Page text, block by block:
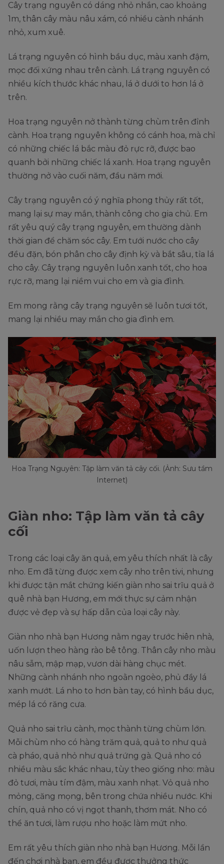
Cây trạng nguyên có dáng nhỏ nhắn, cao khoảng
1m, thân cây màu nâu xám, có nhiều cành nhánh
nhỏ, xum xuê.
Lá trạng nguyên có hình bầu dục, màu xanh đậm,
mọc đối xứng nhau trên cành. Lá trạng nguyên có
nhiều kích thước khác nhau, lá ở dưới to hơn lá ở
trên.
Hoa trạng nguyên nở thành từng chùm trên đỉnh
cành. Hoa trạng nguyên không có cánh hoa, mà chỉ
có những chiếc lá bắc màu đỏ rực rỡ, được bao
quanh bởi những chiếc lá xanh. Hoa trạng nguyên
thường nở vào cuối năm, đầu năm mới.
Cây trạng nguyên có ý nghĩa phong thủy rất tốt,
mang lại sự may mắn, thành công cho gia chủ. Em
rất yêu quý cây trạng nguyên, em thường dành
thời gian để chăm sóc cây. Em tưới nước cho cây
đều đặn, bón phân cho cây định kỳ và bắt sâu, tỉa lá
cho cây. Cây trạng nguyên luôn xanh tốt, cho hoa
rực rỡ, mang lại niềm vui cho em và gia đình.
Em mong rằng cây trạng nguyên sẽ luôn tươi tốt,
mang lại nhiều may mắn cho gia đình em.
Hoa Trạng Nguyên: Tập làm văn tả cây cối. (Ảnh: Sưu tầm
Internet)
Giàn nho: Tập làm văn tả cây
cối
Trong các loại cây ăn quả, em yêu thích nhất là cây
nho. Em đã từng được xem cây nho trên tivi, nhưng
khi được tận mắt chứng kiến giàn nho sai trĩu quả ở
quê nhà bạn Hương, em mới thực sự cảm nhận
được vẻ đẹp và sự hấp dẫn của loại cây này.
Giàn nho nhà bạn Hương nằm ngay trước hiên nhà,
uốn lượn theo hàng rào bê tông. Thân cây nho màu
nâu sẫm, mập mạp, vươn dài hàng chục mét.
Những cành nhánh nho ngoằn ngoèo, phủ đầy lá
xanh mướt. Lá nho to hơn bàn tay, có hình bầu dục,
mép lá có răng cưa.
Quả nho sai trĩu cành, mọc thành từng chùm lớn.
Mỗi chùm nho có hàng trăm quả, quả to như quả
cà pháo, quả nhỏ như quả trứng gà. Quả nho có
nhiều màu sắc khác nhau, tùy theo giống nho: màu
đỏ tươi, màu tím đậm, màu xanh nhạt. Vỏ quả nho
mỏng, căng mọng, bên trong chứa nhiều nước. Khi
chín, quả nho có vị ngọt thanh, thơm mát. Nho có
thể ăn tươi, làm rượu nho hoặc làm mứt nho.
Em rất yêu thích giàn nho nhà bạn Hương. Mỗi lần
đến chơi nhà bạn, em đều được thưởng thức